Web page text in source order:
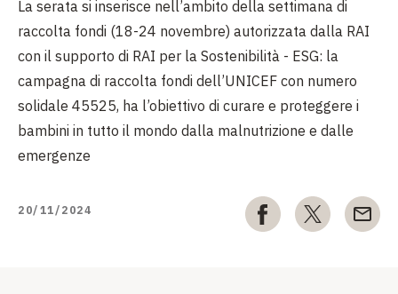
La serata si inserisce nell’ambito della settimana di
raccolta fondi (18-24 novembre) autorizzata dalla RAI
con il supporto di RAI per la Sostenibilità - ESG: la
campagna di raccolta fondi dell’UNICEF con numero
solidale 45525, ha l’obiettivo di curare e proteggere i
bambini in tutto il mondo dalla malnutrizione e dalle
emergenze
20/11/2024